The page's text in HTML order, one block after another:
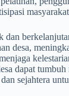
dan
desa,
dapat tumbuh
sejahtera